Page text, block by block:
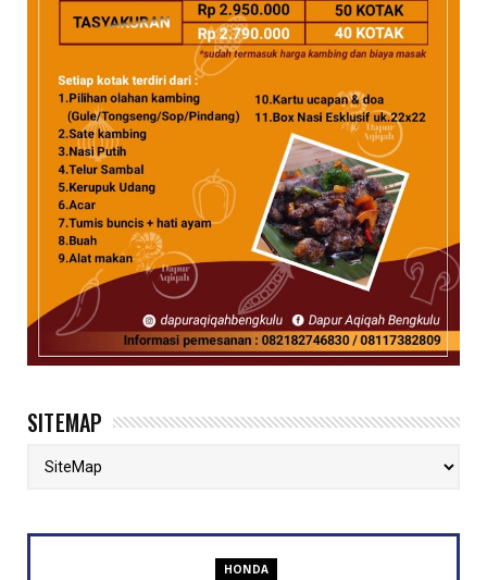
SITEMAP
HONDA